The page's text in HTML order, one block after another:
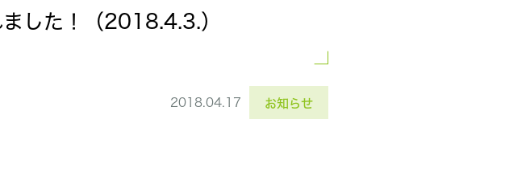
した！（2018.4.3.）
2018.04.17 お知らせ